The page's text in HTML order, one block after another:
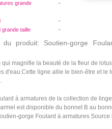
-
grande
-
-
grande taille
du produit: Soutien-gorge
qui magnifie la beauté de la fleur de
d'eau.Cette ligne allie le bien-être et le
à armatures de la collection de
est disponible du bonnet B au
gorge Foulard à armatures